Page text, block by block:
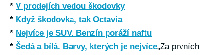
* V prodejích vedou škodovky
* Když škodovka, tak Octavia
* Nejvíce je SUV. Benzín poráží naftu
* Šedá a bílá. Barvy, kterých je nejvíce„Za prvních